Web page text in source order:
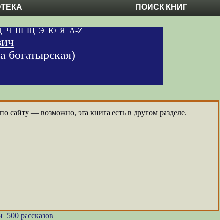
ПОИСК КНИГ
Ч Ш Щ Э Ю Я A-Z
сайту — возможно, эта книга есть в другом разделе.
500 рассказов